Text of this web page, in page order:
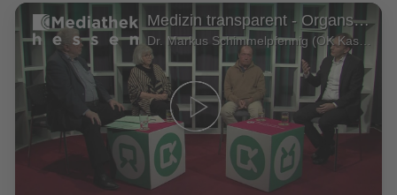
Medizin transparent - Organspende schenkt Leben
Dr. Markus Schimmelpfennig (OK Kassel)